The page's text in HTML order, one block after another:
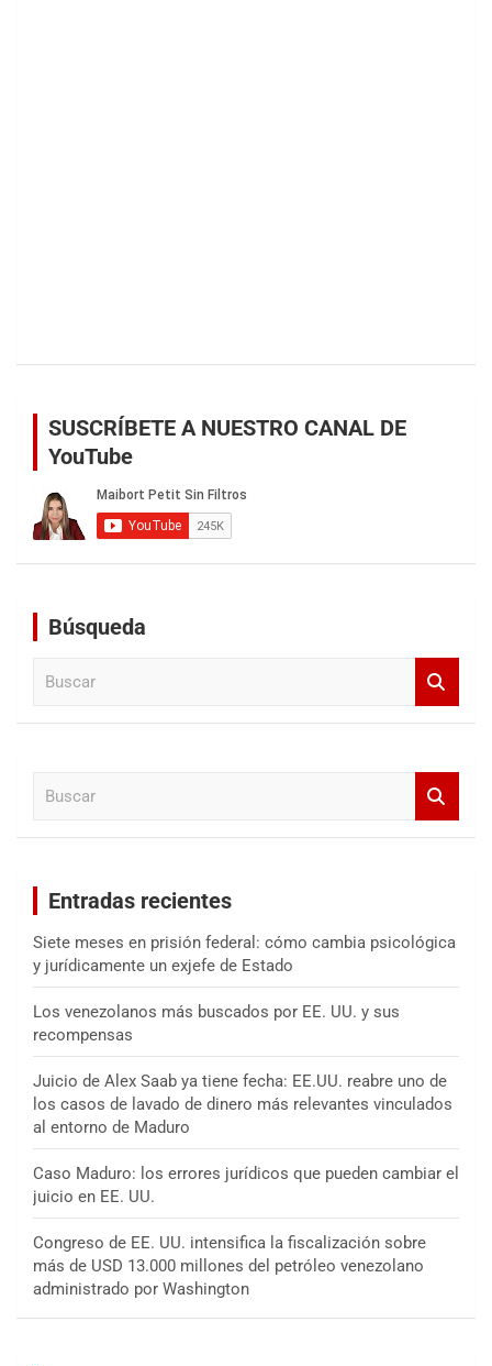
SUSCRÍBETE A NUESTRO CANAL DE
YouTube
Búsqueda
Entradas recientes
Siete meses en prisión federal: cómo cambia psicológica
y jurídicamente un exjefe de Estado
Los venezolanos más buscados por EE. UU. y sus
recompensas
Juicio de Alex Saab ya tiene fecha: EE.UU. reabre uno de
los casos de lavado de dinero más relevantes vinculados
al entorno de Maduro
Caso Maduro: los errores jurídicos que pueden cambiar el
juicio en EE. UU.
Congreso de EE. UU. intensifica la fiscalización sobre
más de USD 13.000 millones del petróleo venezolano
administrado por Washington